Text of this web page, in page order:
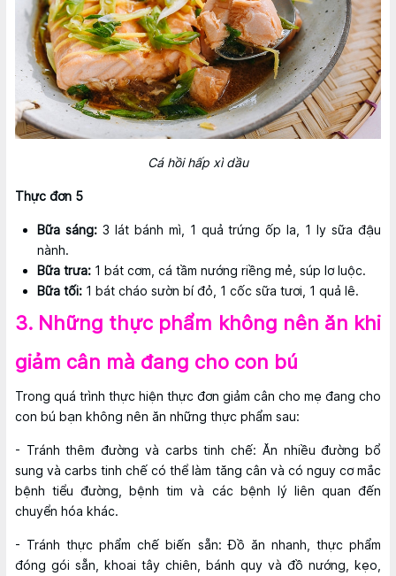
Cá hồi hấp xì dầu
Thực đơn 5
Bữa sáng:3 lát bánh mì, 1 quả trứng ốp la, 1 ly sữa đậu
nành.
Bữa trưa: 1 bát cơm, cá tầm nướng riềng mẻ, súp lơ luộc.
Bữa tối: 1 bát cháo sườn bí đỏ, 1 cốc sữa tươi, 1 quả lê.
3. Những thực phẩm không nên ăn khi
giảm cân mà đang cho con bú
Trong quá trình thực hiện thực đơn giảm cân cho mẹ đang cho
con bú bạn không nên ăn những thực phẩm sau:
- Tránh thêm đường và carbs tinh chế: Ăn nhiều đường bổ
sung và carbs tinh chế có thể làm tăng cân và có nguy cơ mắc
bệnh tiểu đường, bệnh tim và các bệnh lý liên quan đến
chuyển hóa khác.
- Tránh thực phẩm chế biến sẵn: Đồ ăn nhanh, thực phẩm
đóng gói sẵn, khoai tây chiên, bánh quy và đồ nướng, kẹo,